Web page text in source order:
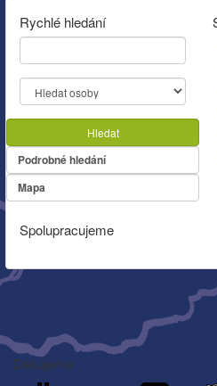
Rychlé hledání
Hledat
Podrobné hledání
Mapa
Spolupracujeme
Děkujeme